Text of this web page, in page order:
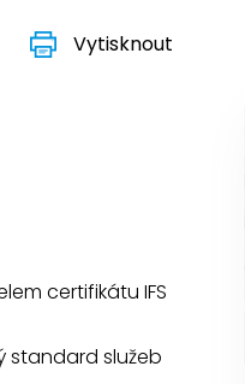
Vytisknout
certifikátu IFS
standard služeb